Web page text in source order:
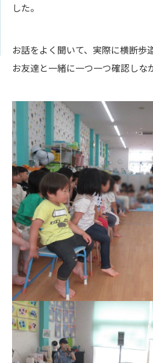
した。
お話をよく聞いて、実際に横断歩
お友達と一緒に一つ一つ確認しな